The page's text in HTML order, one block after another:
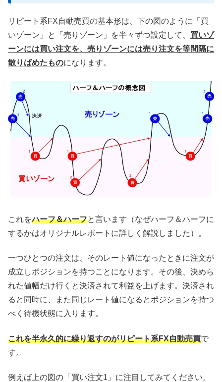
リピート系FX自動売買の基本形は、下の図のように「買
いゾーン」と「売りゾーン」を半々ずつ設定して、 買いゾ
ーンには買い注文を、売りゾーンには売り注文を等間隔に
散りばめたものになります。
これをハーフ＆ハーフと言います（なぜハーフ＆ハーフに
するかはオリジナルレポートに詳しく解説しました）。
一つひとつの注文は、そのレート値になったときに注文が
成立しポジションを持つことになります。その後、決めら
れた値幅だけ行くと決済されて利益を上げます。決済され
ると同時に、また同じレート値になるとポジションを持つ
べく待機状態に入ります。
これを半永久的に繰り返すのがリピート系FX自動売買で
す。
例えば上の図の「買い注文1」に注目してみてください。